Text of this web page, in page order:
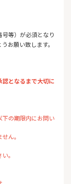
等）が必須となり
お願い致します。
となるまで大切に
の期限内にお問い
ん。
。